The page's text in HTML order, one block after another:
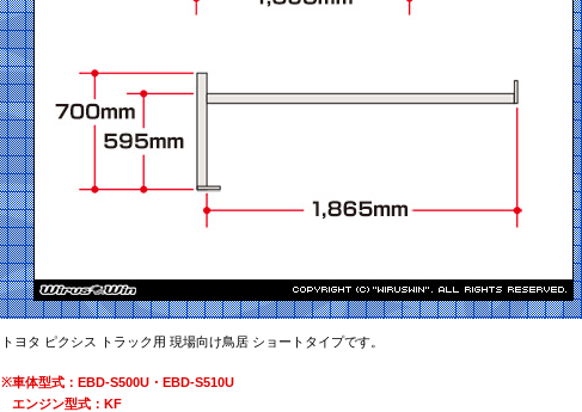
トヨタ ピクシス トラック用 現場向け鳥居 ショートタイプです。
※車体型式：EBD-S500U・EBD-S510U
エンジン型式：KF